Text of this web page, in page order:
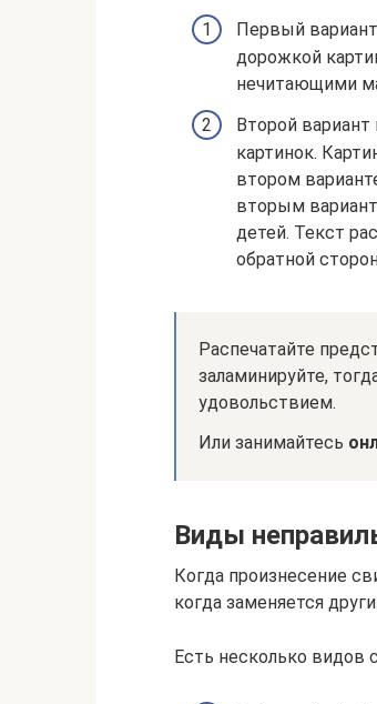
Первый
дорожкой
нечитающими
Второй
картинок.
втором
вторым
детей. Текст
обратной
Распечатайте
заламинируйте,
удовольствием.
Или занимайтесь
Виды
Когда произнесение
когда заменяется
Есть несколько видов